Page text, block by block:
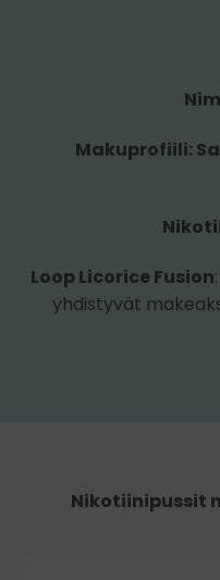
Makuprofiili:
Loop Licorice Fusion
yhdistyvät
Nikotiinipussit